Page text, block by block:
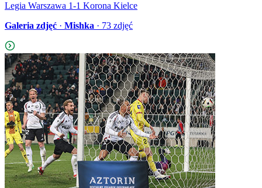
Legia Warszawa 1-1 Korona Kielce
Galeria zdjęć · Mishka · 73 zdjęć